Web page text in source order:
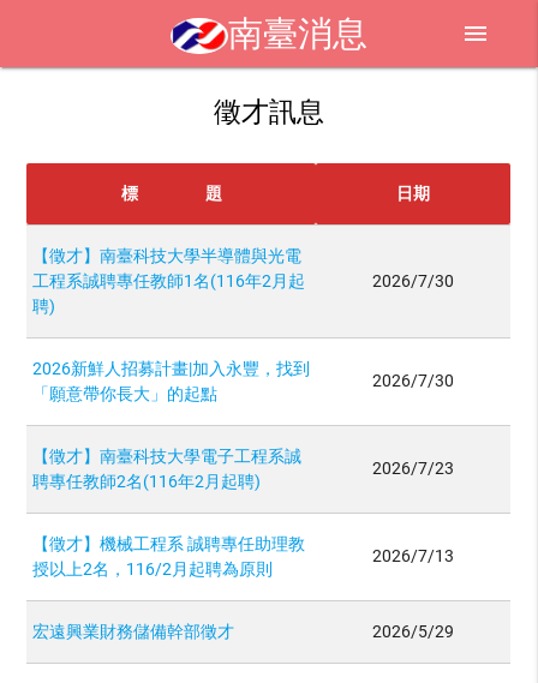
南臺消息 menu
徵才訊息
標 題 日期
【徵才】南臺科技大學半導體與光電
工程系誠聘專任教師1名(116年2月起
聘)
2026/7/30
2026新鮮人招募計畫|加入永豐，找到
「願意帶你長大」的起點
2026/7/30
【徵才】南臺科技大學電子工程系誠
聘專任教師2名(116年2月起聘)
2026/7/23
【徵才】機械工程系 誠聘專任助理教
授以上2名，116/2月起聘為原則
2026/7/13
宏遠興業財務儲備幹部徵才 2026/5/29